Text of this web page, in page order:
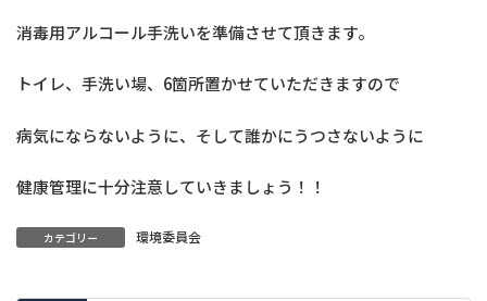
消毒用アルコール手洗いを準備させて頂きます。
トイレ、手洗い場、6箇所置かせていただきますので
病気にならないように、そして誰かにうつさないように
健康管理に十分注意していきましょう！！
カテゴリー 環境委員会